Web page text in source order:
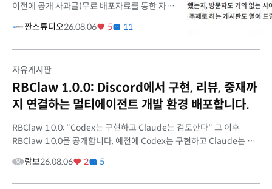
이전에 공개 사과글(무료 배포자료를 통한 자체
홈페이지 활동을 조심해야겠다는 생각에 눈팅
짠스튜디오26.08.06 5 11
자유게시판
RBClaw 1.0.0: Discord에서 구현, 리뷰, 중재까
지 연결하는 멀티에이전트 개발 환경 배포합니다.
RBClaw 1.0.0: "Codex는 구현하고 Claude는 검토한다" 그 이후
RBClaw 1.0.0을 공개합니다. 예전에 Codex는 구현하고 Claude는 검
맡기고, Claude...
람보26.08.06 2 5